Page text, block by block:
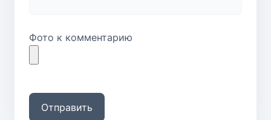
Фото к комментарию
Отправить